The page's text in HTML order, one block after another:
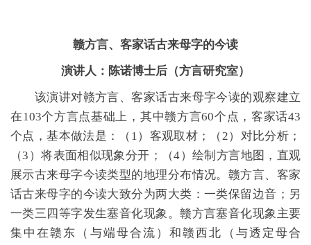
赣方言、客家话古来母字的今读
演讲人：陈诺博士后（方言研究室）
该演讲对赣方言、客家话古来母字今读的观察建立
在103个方言点基础上，其中赣方言60个点，客家话43
个点，基本做法是：（1）客观取材；（2）对比分析；
（3）将表面相似现象分开；（4）绘制方言地图，直观
展示古来母字今读类型的地理分布情况。赣方言、客家
话古来母字的今读大致分为两大类：一类保留边音；另
一类三四等字发生塞音化现象。赣方言塞音化现象主要
集中在赣东（与端母合流）和赣西北（与透定母合